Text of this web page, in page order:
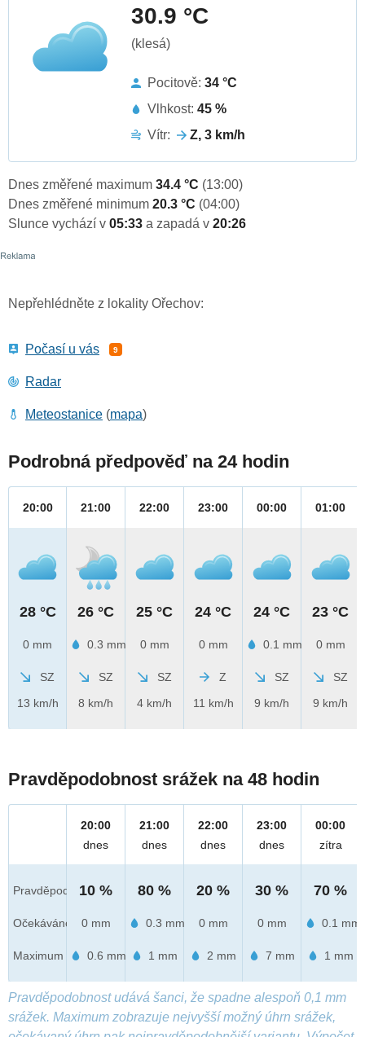
30.9 °C
(klesá)
Pocitově: 34 °C
Vlhkost: 45 %
Vítr:
Z, 3 km/h
Dnes změřené maximum 34.4 °C (13:00)
Dnes změřené minimum 20.3 °C (04:00)
Slunce vychází v 05:33 a zapadá v 20:26
Nepřehlédněte z lokality Ořechov:
Počasí u vás 9
Radar
Meteostanice (mapa)
Podrobná předpověď na 24 hodin
20:00
28 °C
0 mm
SZ
13 km/h
21:00
26 °C
0.3 mm
SZ
8 km/h
22:00
25 °C
0 mm
SZ
4 km/h
23:00
24 °C
0 mm
Z
11 km/h
00:00
24 °C
0.1 mm
SZ
9 km/h
01:00
23 °C
0 mm
SZ
9 km/h
Pravděpodobnost srážek na 48 hodin
Pravděpod.
Očekáváno
Maximum
20:00
dnes
10 %
0 mm
0.6 mm
21:00
dnes
80 %
0.3 mm
1 mm
22:00
dnes
20 %
0 mm
2 mm
23:00
dnes
30 %
0 mm
7 mm
00:00
zítra
70 %
0.1 mm
1 mm
Pravděpodobnost udává šanci, že spadne alespoň 0,1 mm
srážek. Maximum zobrazuje nejvyšší možný úhrn srážek,